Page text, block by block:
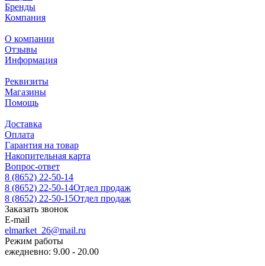
Бренды
Компания
О компании
Отзывы
Информация
Реквизиты
Магазины
Помощь
Доставка
Оплата
Гарантия на товар
Накопительная карта
Вопрос-ответ
8 (8652) 22-50-14
8 (8652) 22-50-14Отдел продаж
8 (8652) 22-50-15Отдел продаж
Заказать звонок
E-mail
elmarket_26@mail.ru
Режим работы
ежедневно: 9.00 - 20.00